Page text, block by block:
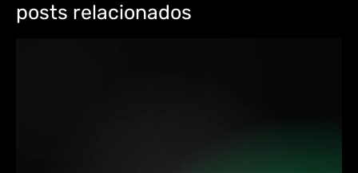
posts relacionados